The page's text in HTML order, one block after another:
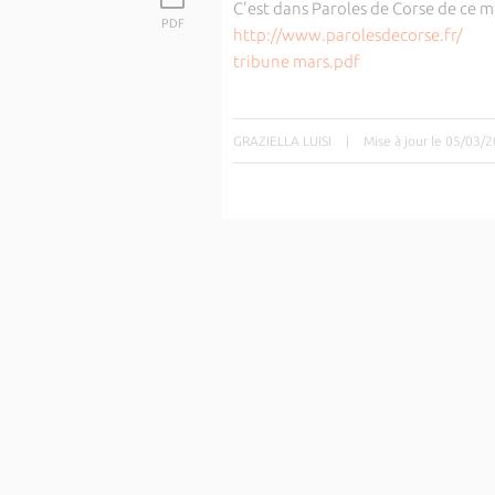
PDF
C'est dans Paroles de Corse de ce
http://www.parolesdecorse.fr/
tribune mars.pdf
GRAZIELLA LUISI | Mise à jour le 05/03/